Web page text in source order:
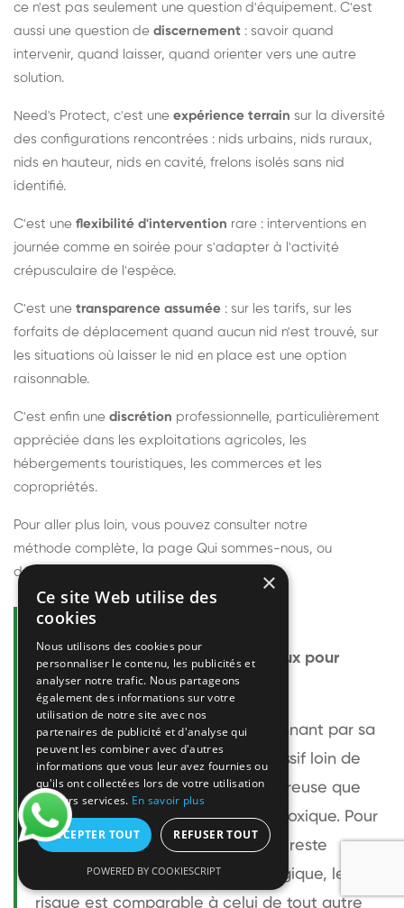
ce n'est pas seulement une question d'équipement. C'est
aussi une question de discernement : savoir quand
intervenir, quand laisser, quand orienter vers une autre
solution.
Need's Protect, c'est une expérience terrain sur la diversité
des configurations rencontrées : nids urbains, nids ruraux,
nids en hauteur, nids en cavité, frelons isolés sans nid
identifié.
C'est une flexibilité d'intervention rare : interventions en
journée comme en soirée pour s'adapter à l'activité
crépusculaire de l'espèce.
C'est une transparence assumée : sur les tarifs, sur les
forfaits de déplacement quand aucun nid n'est trouvé, sur
les situations où laisser le nid en place est une option
raisonnable.
C'est enfin une discrétion professionnelle, particulièrement
appréciée dans les exploitations agricoles, les
hébergements touristiques, les commerces et les
copropriétés.
Pour aller plus loin, vous pouvez consulter notre
méthode complète, la page Qui sommes-nous, ou
découvrir
Questions fréquentes
Le frelon européen est-il dangereux pour
l'homme ?
Le frelon européen est impressionnant par sa
taille mais relativement peu agressif loin de
son nid. Sa piqûre est plus douloureuse que
celle d'une guêpe sans être plus toxique. Pour
une personne non allergique, elle reste
bénigne. Pour une personne allergique, le
risque est comparable à celui de tout autre
×
Ce site Web utilise des
cookies
Nous utilisons des cookies pour
personnaliser le contenu, les publicités et
analyser notre trafic. Nous partageons
également des informations sur votre
utilisation de notre site avec nos
partenaires de publicité et d'analyse qui
peuvent les combiner avec d'autres
informations que vous leur avez fournies ou
qu'ils ont collectées lors de votre utilisation
de leurs services. En savoir plus
ACCEPTER TOUT REFUSER TOUT
POWERED BY COOKIESCRIPT